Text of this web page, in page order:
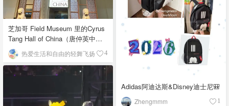
Adidas阿迪达斯&Disney迪士尼🎒
Zhengmmm 1
芝加哥 Field Museum 里的Cyrus
Tang Hall of China（唐仲英中国
馆） 热爱生活和自由的轻舞飞扬 4